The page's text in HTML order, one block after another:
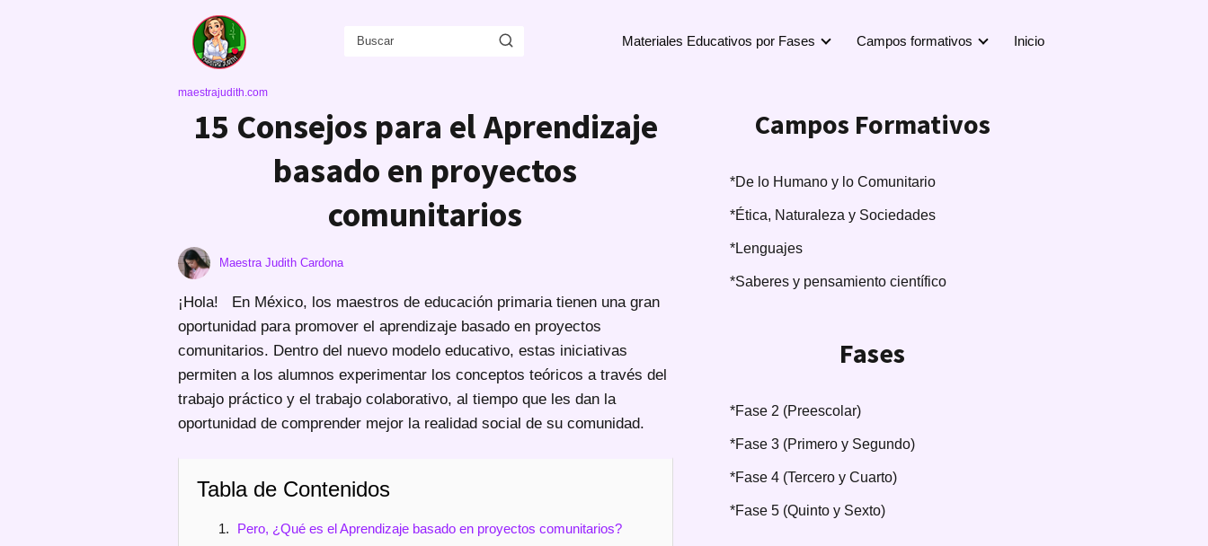
Materiales Educativos por Fases Campos formativos Inicio
maestrajudith.com
15 Consejos para el Aprendizaje
basado en proyectos
comunitarios
Maestra Judith Cardona
¡Hola! En México, los maestros de educación primaria tienen una gran
oportunidad para promover el aprendizaje basado en proyectos
comunitarios. Dentro del nuevo modelo educativo, estas iniciativas
permiten a los alumnos experimentar los conceptos teóricos a través del
trabajo práctico y el trabajo colaborativo, al tiempo que les dan la
oportunidad de comprender mejor la realidad social de su comunidad.
Tabla de Contenidos
Pero, ¿Qué es el Aprendizaje basado en proyectos comunitarios?
Campos Formativos
*De lo Humano y lo Comunitario
*Ética, Naturaleza y Sociedades
*Lenguajes
*Saberes y pensamiento científico
Fases
*Fase 2 (Preescolar)
*Fase 3 (Primero y Segundo)
*Fase 4 (Tercero y Cuarto)
*Fase 5 (Quinto y Sexto)